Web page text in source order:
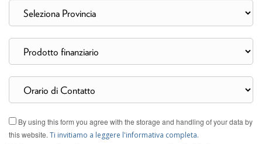
By using this form you agree with the storage and handling of your data by
this website. Ti invitiamo a leggere l'informativa completa.